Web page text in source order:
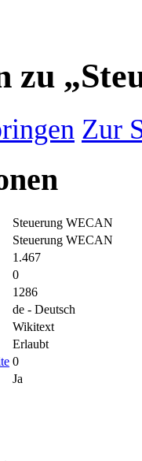
zu
Zur
Steuerung WECAN
Steuerung WECAN
1.467
0
1286
de - Deutsch
Wikitext
Erlaubt
0
Ja